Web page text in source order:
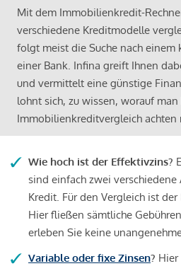
Mit dem Immobilienkredit-
verschiedene Kreditmodelle
folgt meist die Suche nach
einer Bank. Infina greift Ihnen
und vermittelt eine günstige
lohnt sich, zu wissen, worauf
Immobilienkreditvergleich achten
Wie hoch ist der Effektivzins?
sind einfach zwei
Kredit. Für den Vergleich ist
Hier fließen sämtliche
erleben Sie keine
Variable oder fixe Zinsen? Hier